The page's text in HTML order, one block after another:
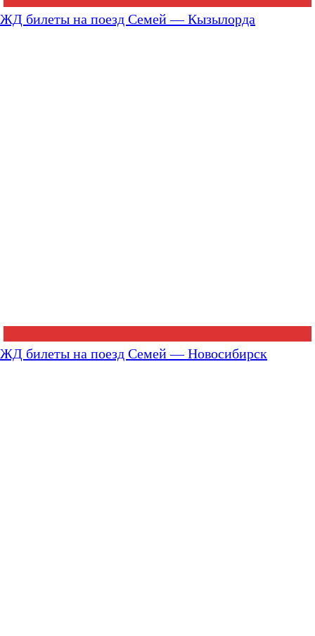
ЖД билеты на поезд Семей — Кызылорда
ЖД билеты на поезд Семей — Новосибирск